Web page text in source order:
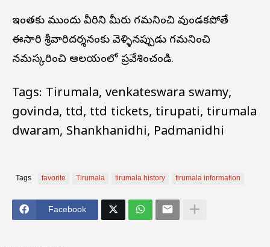
ఇంతకు ముందు వీరిని మీరు గమనించి వుండకపోతే
ఈసారి శ్రీవారిదర్శనంకు వెళ్ళినప్పుడు గమనించి
నమస్కరించి ఆలయంలో ప్రవేశించండి.
Tags: Tirumala, venkateswara swamy,
govinda, ttd, ttd tickets, tirupati, tirumala
dwaram, Shankhanidhi, Padmanidhi
Tags favorite Tirumala tirumala history tirumala information
Facebook